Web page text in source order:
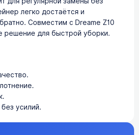
легко достаётся и
Совместим с Dreame Z10
решение для быстрой уборки.
усилий.